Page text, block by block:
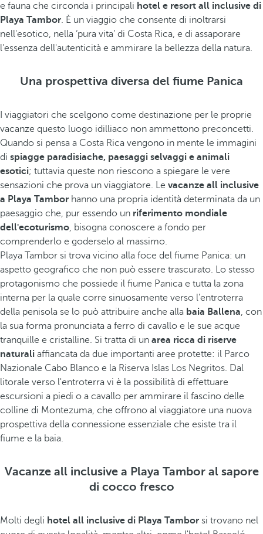
e fauna che circonda i principali hotel e resort all inclusive di
Playa Tambor. È un viaggio che consente di inoltrarsi
nell'esotico, nella ‘pura vita’ di Costa Rica, e di assaporare
l'essenza dell'autenticità e ammirare la bellezza della natura.
Una prospettiva diversa del fiume Panica
I viaggiatori che scelgono come destinazione per le proprie
vacanze questo luogo idilliaco non ammettono preconcetti.
Quando si pensa a Costa Rica vengono in mente le immagini
di spiagge paradisiache, paesaggi selvaggi e animali
esotici; tuttavia queste non riescono a spiegare le vere
sensazioni che prova un viaggiatore. Le vacanze all inclusive
a Playa Tambor hanno una propria identità determinata da un
paesaggio che, pur essendo un riferimento mondiale
dell'ecoturismo, bisogna conoscere a fondo per
comprenderlo e goderselo al massimo.
Playa Tambor si trova vicino alla foce del fiume Panica: un
aspetto geografico che non può essere trascurato. Lo stesso
protagonismo che possiede il fiume Panica e tutta la zona
interna per la quale corre sinuosamente verso l'entroterra
della penisola se lo può attribuire anche alla baia Ballena, con
la sua forma pronunciata a ferro di cavallo e le sue acque
tranquille e cristalline. Si tratta di un area ricca di riserve
naturali affiancata da due importanti aree protette: il Parco
Nazionale Cabo Blanco e la Riserva Islas Los Negritos. Dal
litorale verso l'entroterra vi è la possibilità di effettuare
escursioni a piedi o a cavallo per ammirare il fascino delle
colline di Montezuma, che offrono al viaggiatore una nuova
prospettiva della connessione essenziale che esiste tra il
fiume e la baia.
Vacanze all inclusive a Playa Tambor al sapore
di cocco fresco
Molti degli hotel all inclusive di Playa Tambor si trovano nel